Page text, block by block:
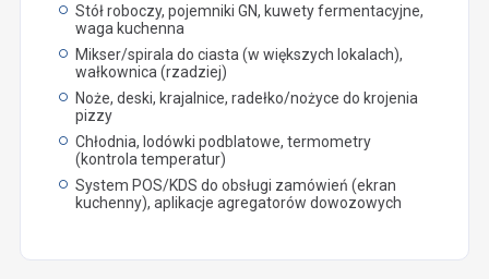
Stół roboczy, pojemniki GN, kuwety fermentacyjne,
waga kuchenna
Mikser/spirala do ciasta (w większych lokalach),
wałkownica (rzadziej)
Noże, deski, krajalnice, radełko/nożyce do krojenia
pizzy
Chłodnia, lodówki podblatowe, termometry
(kontrola temperatur)
System POS/KDS do obsługi zamówień (ekran
kuchenny), aplikacje agregatorów dowozowych